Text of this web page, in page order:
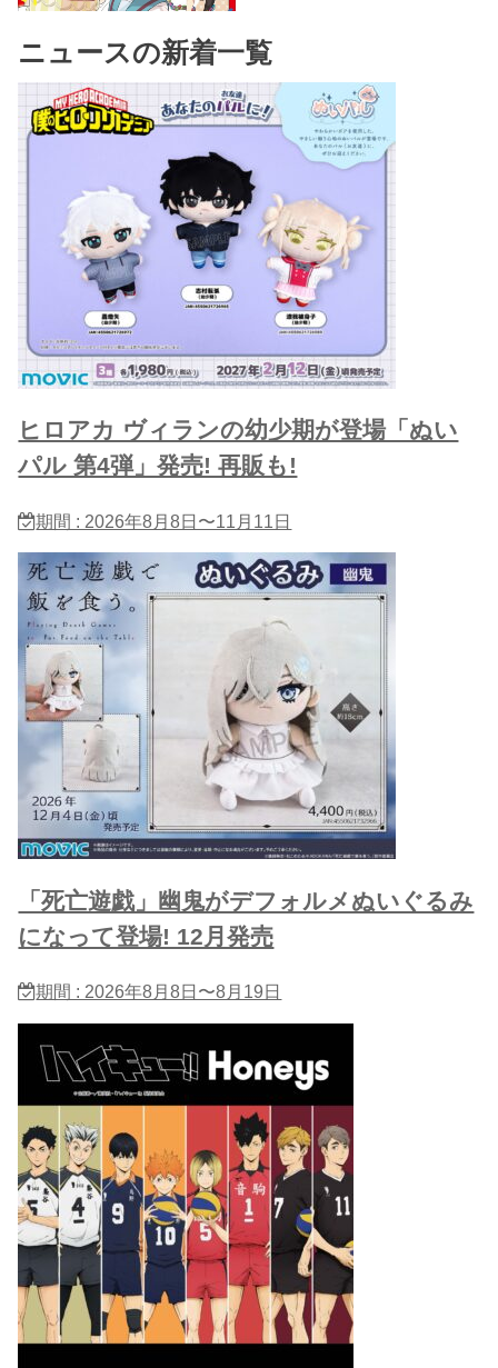
ニュースの新着一覧
ヒロアカ ヴィランの幼少期が登場「ぬい
パル 第4弾」発売! 再販も!
期間 : 2026年8月8日〜11月11日
「死亡遊戯」幽鬼がデフォルメぬいぐるみ
になって登場! 12月発売
期間 : 2026年8月8日〜8月19日